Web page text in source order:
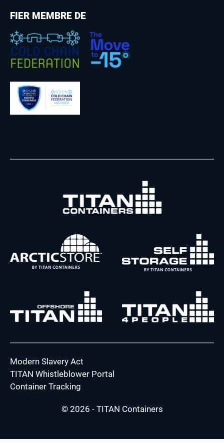
FIER MEMBRE DE
Modern Slavery Act
TITAN Whistleblower Portal
Container Tracking
© 2026 - TITAN Containers